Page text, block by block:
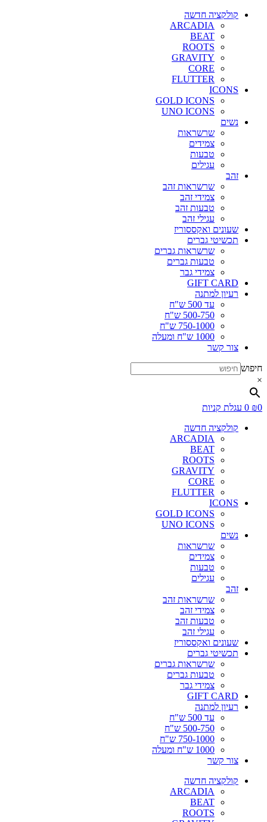
קולקציה חדשה
ARCADIA
BEAT
ROOTS
GRAVITY
CORE
FLUTTER
ICONS
GOLD ICONS
UNO ICONS
נשים
שרשראות
צמידים
טבעות
עגילים
זהב
שרשראות זהב
צמידי זהב
טבעות זהב
עגילי זהב
שעונים ואקססוריז
תכשיטי גברים
שרשראות גברים
טבעות גברים
צמידי גבר
GIFT CARD
רעיון למתנה
עד 500 ש"ח
500-750 ש"ח
750-1000 ש"ח
1000 ש"ח ומעלה
צור קשר
חיפוש
×
₪0
0 עגלת קניות
קולקציה חדשה
ARCADIA
BEAT
ROOTS
GRAVITY
CORE
FLUTTER
ICONS
GOLD ICONS
UNO ICONS
נשים
שרשראות
צמידים
טבעות
עגילים
זהב
שרשראות זהב
צמידי זהב
טבעות זהב
עגילי זהב
שעונים ואקססוריז
תכשיטי גברים
שרשראות גברים
טבעות גברים
צמידי גבר
GIFT CARD
רעיון למתנה
עד 500 ש"ח
500-750 ש"ח
750-1000 ש"ח
1000 ש"ח ומעלה
צור קשר
קולקציה חדשה
ARCADIA
BEAT
ROOTS